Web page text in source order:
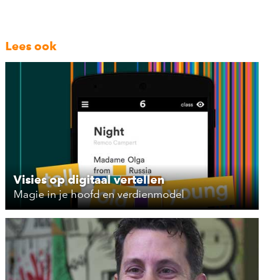
Lees ook
Visies op digitaal vertellen
Magie in je hoofd en verdienmodel